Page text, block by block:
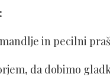
in pecilni
da dobimo